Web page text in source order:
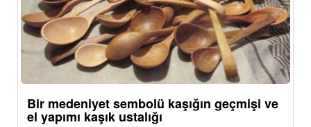
Bir medeniyet sembolü kaşığın geçmişi ve
el yapımı kaşık ustalığı